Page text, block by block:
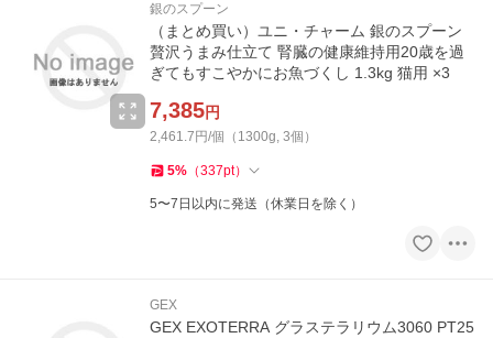
銀のスプーン
（まとめ買い）ユニ・チャーム 銀のスプーン
贅沢うまみ仕立て 腎臓の健康維持用20歳を過
ぎてもすこやかにお魚づくし 1.3kg 猫用 ×3
7,385円
2,461.7円/個（1300g, 3個）
5% （337pt）
5〜7日以内に発送（休業日を除く）
GEX
GEX EXOTERRA グラステラリウム3060 PT25